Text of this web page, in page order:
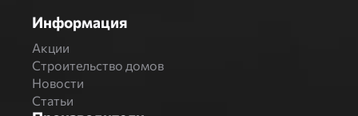
Информация
Акции
Строительство домов
Новости
Статьи